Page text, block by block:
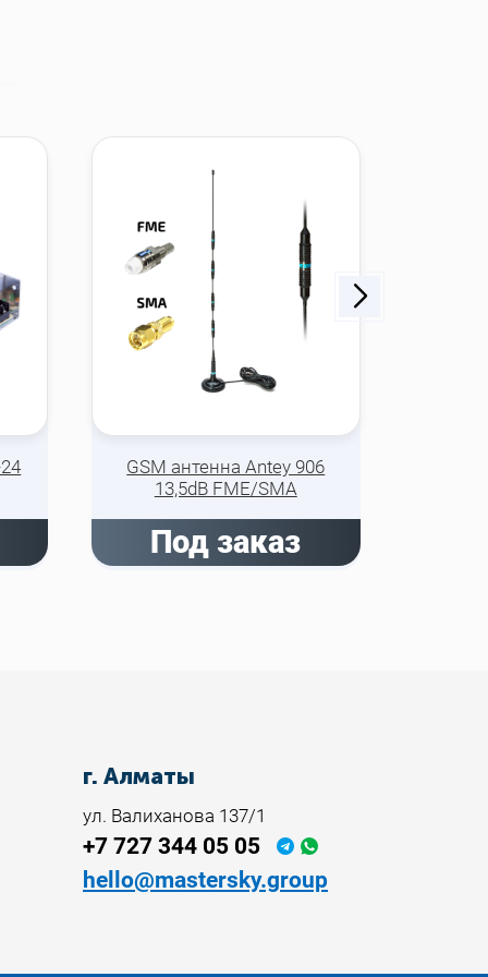
GSM антенна Antey 906
13,5dB FME/SMA
Под заказ
г. Алматы
ул. Валиханова 137/1
+7 727 344 05 05
hello@mastersky.group